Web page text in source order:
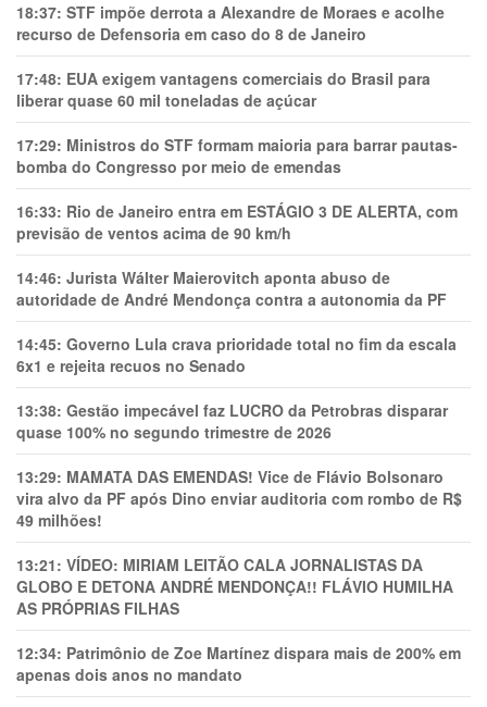
18:37: STF impõe derrota a Alexandre de Moraes e acolhe
recurso de Defensoria em caso do 8 de Janeiro
17:48: EUA exigem vantagens comerciais do Brasil para
liberar quase 60 mil toneladas de açúcar
17:29: Ministros do STF formam maioria para barrar pautas-
bomba do Congresso por meio de emendas
16:33: Rio de Janeiro entra em ESTÁGIO 3 DE ALERTA, com
previsão de ventos acima de 90 km/h
14:46: Jurista Wálter Maierovitch aponta abuso de
autoridade de André Mendonça contra a autonomia da PF
14:45: Governo Lula crava prioridade total no fim da escala
6x1 e rejeita recuos no Senado
13:38: Gestão impecável faz LUCRO da Petrobras disparar
quase 100% no segundo trimestre de 2026
13:29: MAMATA DAS EMENDAS! Vice de Flávio Bolsonaro
vira alvo da PF após Dino enviar auditoria com rombo de R$
49 milhões!
13:21: VÍDEO: MIRIAM LEITÃO CALA JORNALISTAS DA
GLOBO E DETONA ANDRÉ MENDONÇA!! FLÁVIO HUMILHA
AS PRÓPRIAS FILHAS
12:34: Patrimônio de Zoe Martínez dispara mais de 200% em
apenas dois anos no mandato